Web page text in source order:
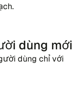
dùng mới
dùng chỉ với